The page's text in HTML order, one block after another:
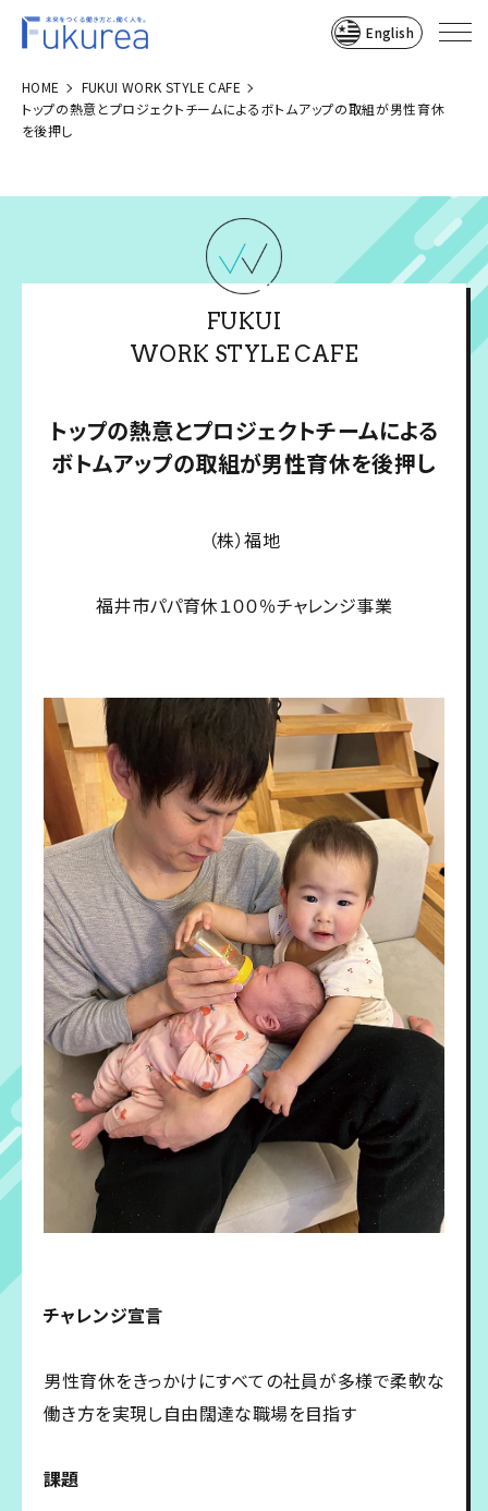
English
HOME
FUKUI WORK STYLE CAFE
トップの熱意とプロジェクトチームによるボトムアップの取組が男性育休
を後押し
FUKUI
WORK STYLE CAFE
トップの熱意とプロジェクトチームによる
ボトムアップの取組が男性育休を後押し
（株）福地
福井市パパ育休１００％チャレンジ事業
チャレンジ宣言
男性育休をきっかけにすべての社員が多様で柔軟な
働き方を実現し自由闊達な職場を目指す
課題